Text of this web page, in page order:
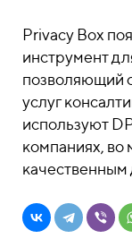
Privacy Box
инструмент
позволяющий
услуг
используют
компаниях, во